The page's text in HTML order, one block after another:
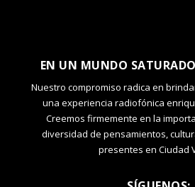
EN UN MUNDO
Nuestro compromiso radica en
una experiencia radiofónica
Creemos firmemente en la
diversidad de pensamientos,
presentes en Ciudad